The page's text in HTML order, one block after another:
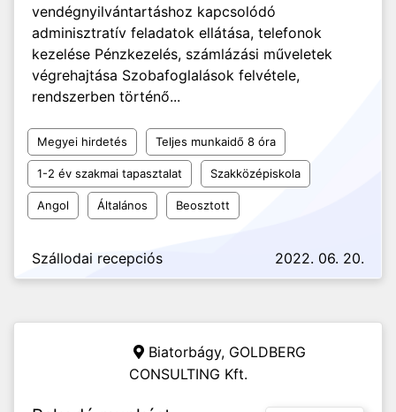
vendégnyilvántartáshoz kapcsolódó
adminisztratív feladatok ellátása, telefonok
kezelése Pénzkezelés, számlázási műveletek
végrehajtása Szobafoglalások felvétele,
rendszerben történő...
Megyei hirdetés Teljes munkaidő 8 óra
1-2 év szakmai tapasztalat Szakközépiskola
Angol Általános Beosztott
Szállodai recepciós 2022. 06. 20.
Biatorbágy, GOLDBERG
CONSULTING Kft.